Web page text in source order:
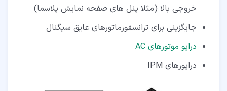
خروجی بالا (مثلا پنل های صفحه نمایش پلاسما)
جایگزینی برای ترانسفورماتورهای عایق سیگنال
درایو موتورهای AC
درایورهای IPM